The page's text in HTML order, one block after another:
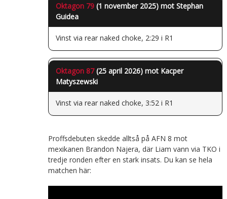
Oktagon 79(1 november 2025) mot Stephan
Guidea
Vinst via rear naked choke, 2:29 i R1
Oktagon 87(25 april 2026) mot Kacper
Matyszewski
Vinst via rear naked choke, 3:52 i R1
Proffsdebuten skedde alltså på AFN 8 mot
mexikanen Brandon Najera, där Liam vann via TKO i
tredje ronden efter en stark insats. Du kan se hela
matchen här: